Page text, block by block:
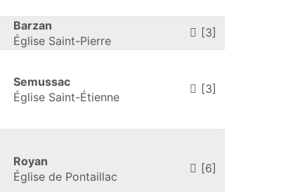
Barzan
Église Saint-Pierre
[3]
Semussac
Église Saint-Étienne
[3]
Royan
Église de Pontaillac
[6]